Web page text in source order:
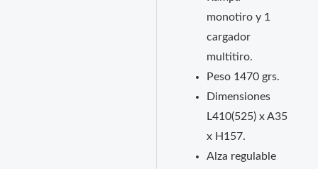
monotiro y 1
cargador
multitiro.
Peso 1470 grs.
Dimensiones
L410(525) x A35
x H157.
Alza regulable